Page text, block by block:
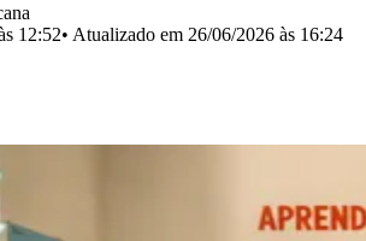
PauloParque UniversitárioAntônio
12:52• Atualizado em 26/06/2026 às 16:24